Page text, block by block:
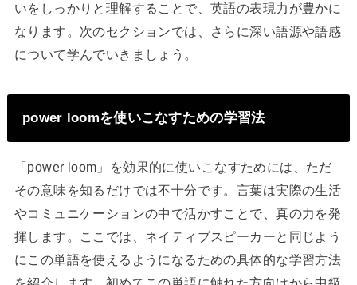
いをしっかりと理解することで、英語の表現力が豊かに
なります。次のセクションでは、さらに深い語源や語感
について学んでいきましょう。
power loomを使いこなすための学習法
「power loom」を効果的に使いこなすためには、ただ
その意味を知るだけでは不十分です。言葉は実際の生活
やコミュニケーションの中で活かすことで、真の力を発
揮します。ここでは、ネイティブスピーカーと同じよう
にこの単語を使えるようになるための具体的な学習方法